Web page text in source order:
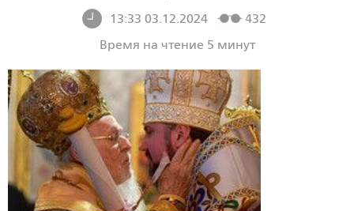
13:33 03.12.2024
432
Время на чтение 5 минут